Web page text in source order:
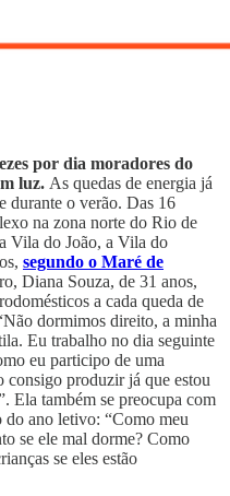
por dia moradores do
luz. As quedas de energia já
durante o verão. Das 16
na zona norte do Rio de
Vila do João, a Vila do
segundo o Maré de
Diana Souza, de 31 anos,
a cada queda de
dormimos direito, a minha
Eu trabalho no dia seguinte
eu participo de uma
consigo produzir já que estou
Ela também se preocupa com
do ano letivo: “Como meu
se ele mal dorme? Como
se eles estão